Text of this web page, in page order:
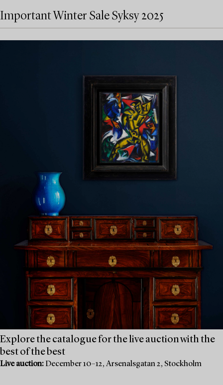
Important Winter Sale Syksy 2025
Explore the catalogue for the live auction with the
best of the best
Live auction: December 10–12, Arsenalsgatan 2, Stockholm